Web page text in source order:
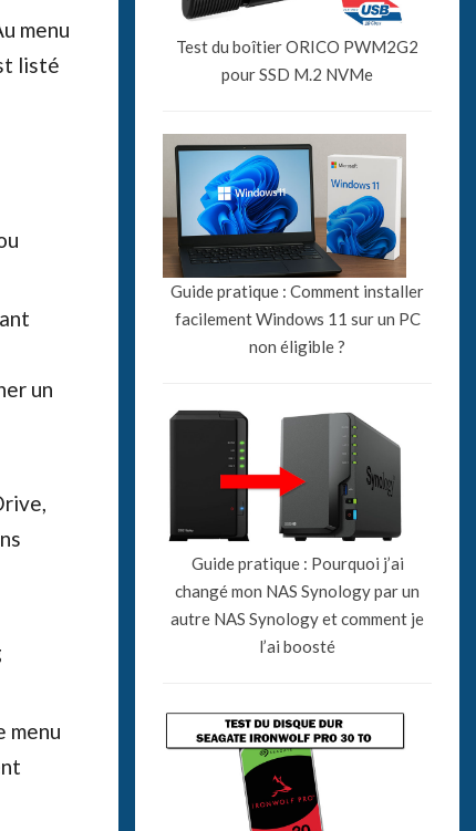
menu
listé
un
menu
Test du boîtier ORICO PWM2G2
pour SSD M.2 NVMe
Guide pratique : Comment installer
facilement Windows 11 sur un PC
non éligible ?
Guide pratique : Pourquoi j’ai
changé mon NAS Synology par un
autre NAS Synology et comment je
l’ai boosté